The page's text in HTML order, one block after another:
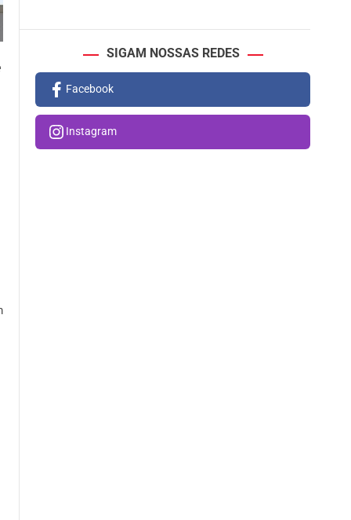
SIGAM NOSSAS REDES
Facebook
Instagram